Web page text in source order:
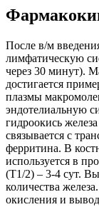
После в/м
лимфатическую
через 30 минут).
достигается
плазмы
эндотелиальную
гидроокись
связывается с
ферритина. В
используется в
(Т1/2) – 3-4 сут.
количества
окисления и